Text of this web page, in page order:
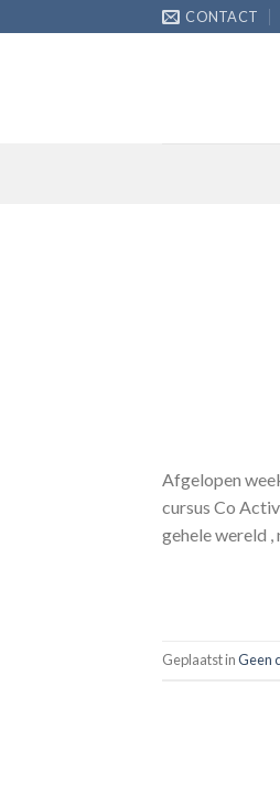
to
CONTACT
Afgelopen
cursus Co
gehele wereld ,
Geplaatst inGeen